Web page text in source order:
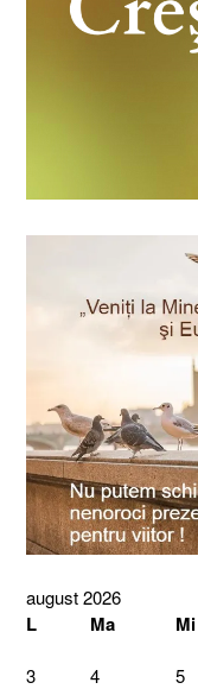
august 2026
L Ma Mi
3
4 5